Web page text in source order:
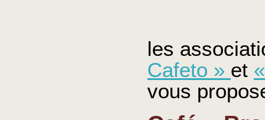
les
Cafeto » et
vous